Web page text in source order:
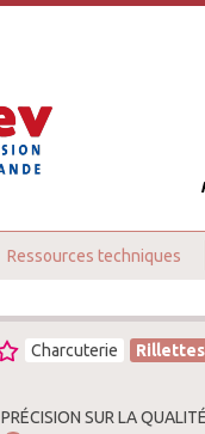
Ressources techniques
Charcuterie Rillettes
PRÉCISION SUR LA